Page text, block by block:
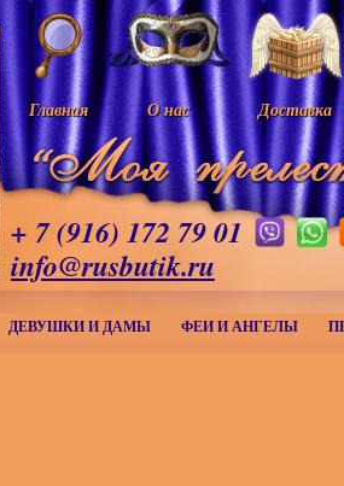
Главная О нас Доставка
+ 7 (916) 172 79 01
info@rusbutik.ru
ДЕВУШКИ И ДАМЫ ФЕИ И АНГЕЛЫ